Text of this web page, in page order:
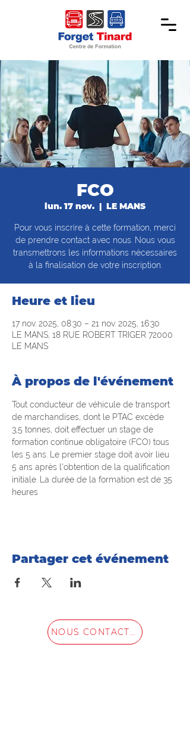
FCO
lun. 17 nov.
  |
LE MANS
Pour vous inscrire à cette formation, merci
de prendre contact avec nous. Nous vous
transmettrons les informations nécessaires
à la finalisation de votre inscription.
Heure et lieu
17 nov. 2025, 08:30 – 21 nov. 2025, 16:30
LE MANS, 18 RUE ROBERT TRIGER 72000
LE MANS
À propos de l'événement
Tout conducteur de véhicule de transport
de marchandises, dont le PTAC excède
3,5 tonnes, doit effectuer un stage de
formation continue obligatoire (FCO) tous
les 5 ans. Le premier stage doit avoir lieu
5 ans après l'obtention de la qualification
initiale. La durée de la formation est de 35
heures
Partager cet événement
NOUS CONTACTER